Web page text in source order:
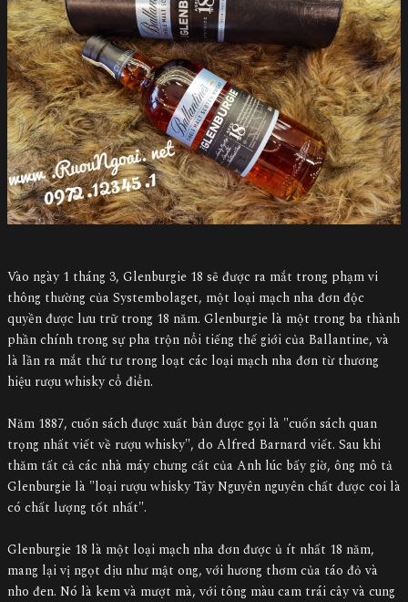
Vào ngày 1 tháng 3, Glenburgie 18 sẽ được ra mắt trong phạm vi
thông thường của Systembolaget, một loại mạch nha đơn độc
quyền được lưu trữ trong 18 năm. Glenburgie là một trong ba thành
phần chính trong sự pha trộn nổi tiếng thế giới của Ballantine, và
là lần ra mắt thứ tư trong loạt các loại mạch nha đơn từ thương
hiệu rượu whisky cổ điển.
Năm 1887, cuốn sách được xuất bản được gọi là "cuốn sách quan
trọng nhất viết về rượu whisky", do Alfred Barnard viết. Sau khi
thăm tất cả các nhà máy chưng cất của Anh lúc bấy giờ, ông mô tả
Glenburgie là "loại rượu whisky Tây Nguyên nguyên chất được coi là
có chất lượng tốt nhất".
Glenburgie 18 là một loại mạch nha đơn được ủ ít nhất 18 năm,
mang lại vị ngọt dịu như mật ong, với hương thơm của táo đỏ và
nho đen. Nó là kem và mượt mà, với tông màu cam trái cây và cung